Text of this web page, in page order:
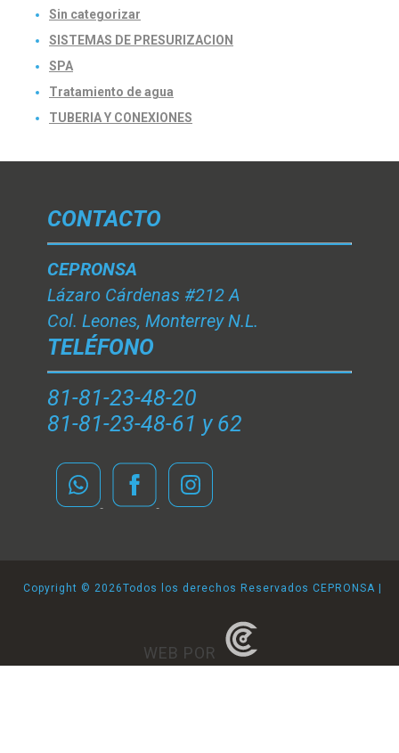
Sin categorizar
SISTEMAS DE PRESURIZACION
SPA
Tratamiento de agua
TUBERIA Y CONEXIONES
CONTACTO
CEPRONSA
Lázaro Cárdenas #212 A
Col. Leones, Monterrey N.L.
TELÉFONO
81-81-23-48-20
81-81-23-48-61 y 62
Copyright © 2026Todos los derechos Reservados CEPRONSA |
WEB POR